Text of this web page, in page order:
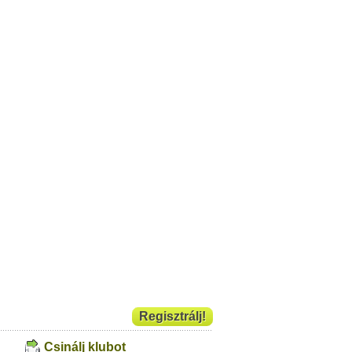
Regisztrálj!
Csinálj klubot